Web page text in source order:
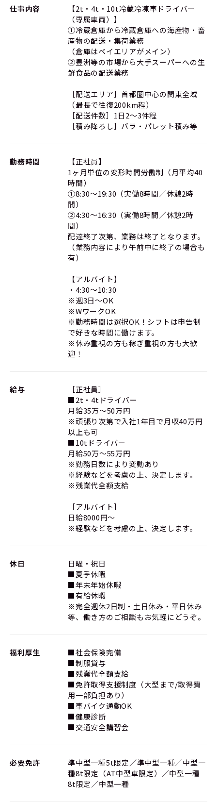
仕事内容
【2t・4t・10t冷蔵冷凍車ドライバー
（専属車両）】
①冷蔵倉庫から冷蔵倉庫への海産物・畜
産物の配送・集荷業務
（倉庫はベイエリアがメイン）
②豊洲等の市場から大手スーパーへの生
鮮食品の配送業務
［配送エリア］首都圏中心の関東全域
（最長で往復200km程）
［配送件数］1日2～3件程
［積み降ろし］バラ・パレット積み等
勤務時間
【正社員】
1ヶ月単位の変形時間労働制（月平均40
時間）
①8:30～19:30（実働8時間／休憩2時
間）
②4:30～16:30（実働8時間／休憩2時
間）
配達終了次第、業務は終了となります。
（業務内容により午前中に終了の場合も
有）
【アルバイト】
・4:30～10:30
※週3日～OK
※WワークOK
※勤務時間は選択OK！シフトは申告制
で好きな時間に働けます。
※休み重視の方も稼ぎ重視の方も大歓
迎！
給与
［正社員］
■2t・4tドライバー
月給35万～50万円
※頑張り次第で入社1年目で月収40万円
以上も可
■10tドライバー
月給50万～55万円
※勤務日数により変動あり
※経験などを考慮の上、決定します。
※残業代全額支給
［アルバイト］
日給8000円～
※経験などを考慮の上、決定します。
休日
日曜・祝日
■夏季休暇
■年末年始休暇
■有給休暇
※完全週休2日制・土日休み・平日休み
等、働き方のご相談もお気軽にどうぞ。
福利厚生
■社会保険完備
■制服貸与
■残業代全額支給
■免許取得支援制度（大型まで/取得費
用一部負担あり）
■車バイク通勤OK
■健康診断
■交通安全講習会
必要免許
準中型一種5t限定／準中型一種／中型一
種8t限定（AT中型車限定）／中型一種
8t限定／中型一種